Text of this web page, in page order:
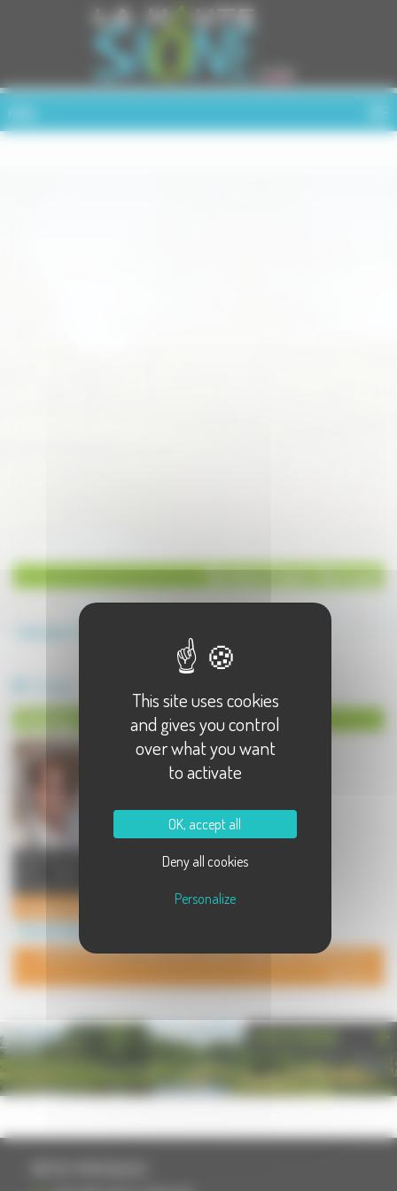
Service à Saint-Germain
Service à Saint-Germain - 1 résultat(s)
Toilettage à Saint-Germain
Salon de toilettage et de bien-être
pour chiens, chats, et autres
animaux de compagnie (la ...
Toilettage Patt'Poil
Service à Saint-Germain
POUR AJOUTER VOTRE PAGE DANS L'ANNUAIRE, CONTACTEZ-
NOUS
Cookies management panel
This site uses cookies
and gives you control
over what you want
to activate
OK, accept all
Deny all cookies
Personalize